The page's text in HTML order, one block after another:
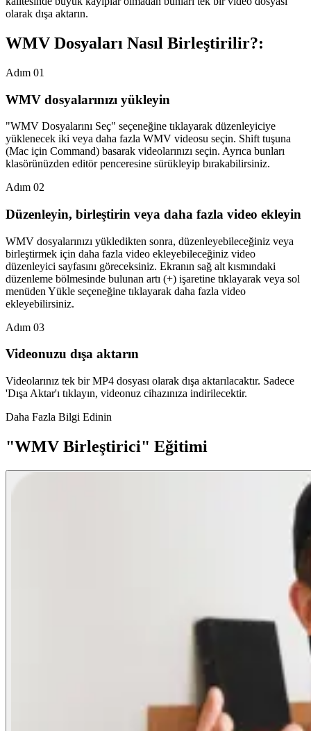
olarak dışa aktarın.
WMV Dosyaları Nasıl Birleştirilir?:
Adım 01
WMV dosyalarınızı yükleyin
"WMV Dosyalarını Seç" seçeneğine tıklayarak düzenleyiciye
yüklenecek iki veya daha fazla WMV videosu seçin. Shift tuşuna
(Mac için Command) basarak videolarınızı seçin. Ayrıca bunları
klasörünüzden editör penceresine sürükleyip bırakabilirsiniz.
Adım 02
Düzenleyin, birleştirin veya daha fazla video ekleyin
WMV dosyalarınızı yükledikten sonra, düzenleyebileceğiniz veya
birleştirmek için daha fazla video ekleyebileceğiniz video
düzenleyici sayfasını göreceksiniz. Ekranın sağ alt kısmındaki
düzenleme bölmesinde bulunan artı (+) işaretine tıklayarak veya sol
menüden Yükle seçeneğine tıklayarak daha fazla video
ekleyebilirsiniz.
Adım 03
Videonuzu dışa aktarın
Videolarınız tek bir MP4 dosyası olarak dışa aktarılacaktır. Sadece
'Dışa Aktar'ı tıklayın, videonuz cihazınıza indirilecektir.
Daha Fazla Bilgi Edinin
"WMV Birleştirici" Eğitimi